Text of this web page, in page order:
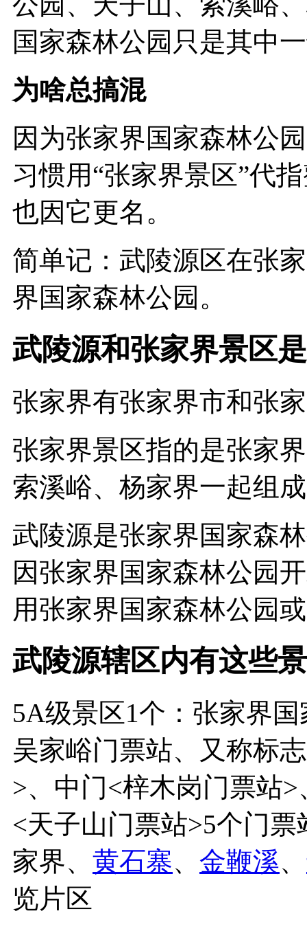
国家森林公园只是其中
为啥总搞混
因为张家界国家森林公
习惯用“张家界景区”代
也因它更名。‌‌‌
简单记：‌武陵源区在张
界国家森林公园‌。‌‌‌
武陵源和张家界景区
张家界有张家界市和张
张家界景区指的是张家
索溪峪、杨家界一起组
武陵源是张家界国家森
因张家界国家森林公园
用张家界国家森林公园
武陵源辖区内有这些
5A级景区1个：张家界
吴家峪门票站、又称标
>、中门<梓木岗门票站
<天子山门票站>5个门
家界、 黄石寨、 金鞭溪、
览片区